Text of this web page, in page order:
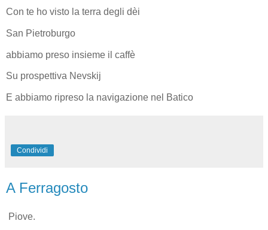
Con te ho visto la terra degli dèi
San Pietroburgo
abbiamo preso insieme il caffè
Su prospettiva Nevskij
E abbiamo ripreso la navigazione nel Batico
Condividi
A Ferragosto
Piove.